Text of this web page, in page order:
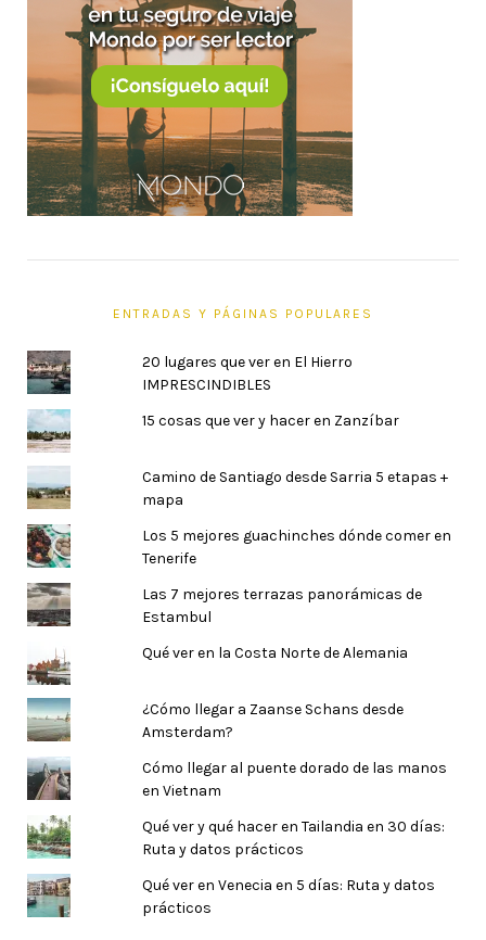
ENTRADAS Y PÁGINAS POPULARES
20 lugares que ver en El Hierro
IMPRESCINDIBLES
15 cosas que ver y hacer en Zanzíbar
Camino de Santiago desde Sarria 5 etapas +
mapa
Los 5 mejores guachinches dónde comer en
Tenerife
Las 7 mejores terrazas panorámicas de
Estambul
Qué ver en la Costa Norte de Alemania
¿Cómo llegar a Zaanse Schans desde
Amsterdam?
Cómo llegar al puente dorado de las manos
en Vietnam
Qué ver y qué hacer en Tailandia en 30 días:
Ruta y datos prácticos
Qué ver en Venecia en 5 días: Ruta y datos
prácticos